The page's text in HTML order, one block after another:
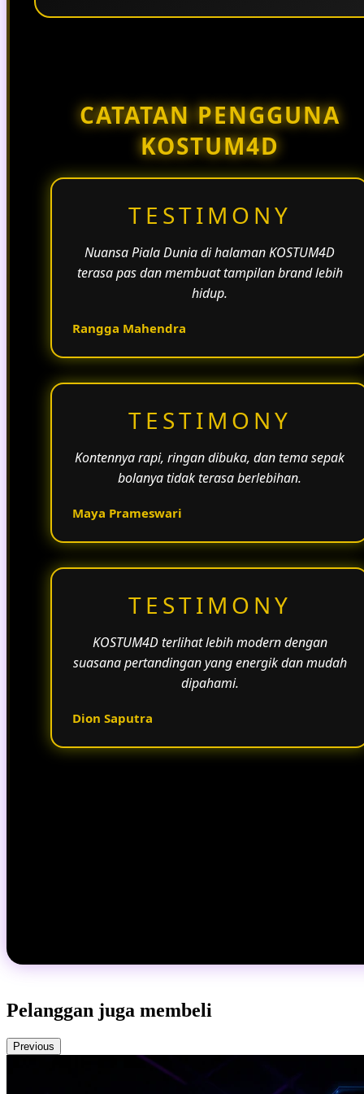
CATATAN PENGGUNA
KOSTUM4D
TESTIMONY
Nuansa Piala Dunia di halaman KOSTUM4D
terasa pas dan membuat tampilan brand lebih
hidup.
Rangga Mahendra
TESTIMONY
Kontennya rapi, ringan dibuka, dan tema sepak
bolanya tidak terasa berlebihan.
Maya Prameswari
TESTIMONY
KOSTUM4D terlihat lebih modern dengan
suasana pertandingan yang energik dan mudah
dipahami.
Dion Saputra
Pelanggan juga membeli
Previous